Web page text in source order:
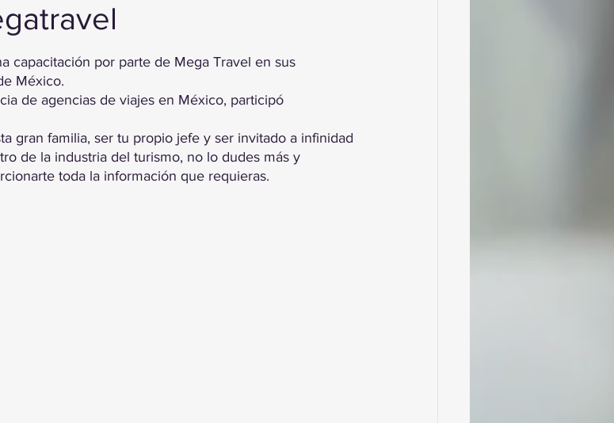
capacitación por parte de Mega Travel en sus
México.
de agencias de viajes en México, participó
gran familia, ser tu propio jefe y ser invitado a infinidad
de la industria del turismo, no lo dudes más y
toda la información que requieras.